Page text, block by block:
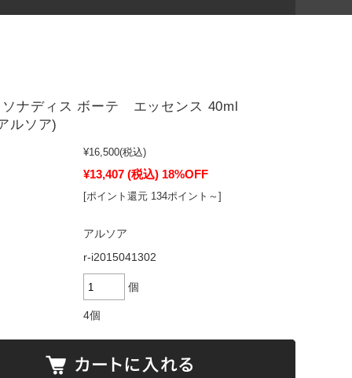
ソナディス ボーテ エッセンス 40ml
ルソア)
¥16,500(税込)
¥13,407 (税込) 18%OFF
[ポイント還元 134ポイント～]
アルソア
r-i2015041302
個
4個